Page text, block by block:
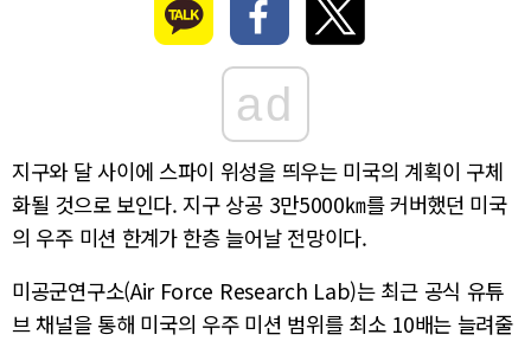
ad
지구와 달 사이에 스파이 위성을 띄우는 미국의 계획이 구체
화될 것으로 보인다. 지구 상공 3만5000㎞를 커버했던 미국
의 우주 미션 한계가 한층 늘어날 전망이다.
미공군연구소(Air Force Research Lab)는 최근 공식 유튜
브 채널을 통해 미국의 우주 미션 범위를 최소 10배는 늘려줄